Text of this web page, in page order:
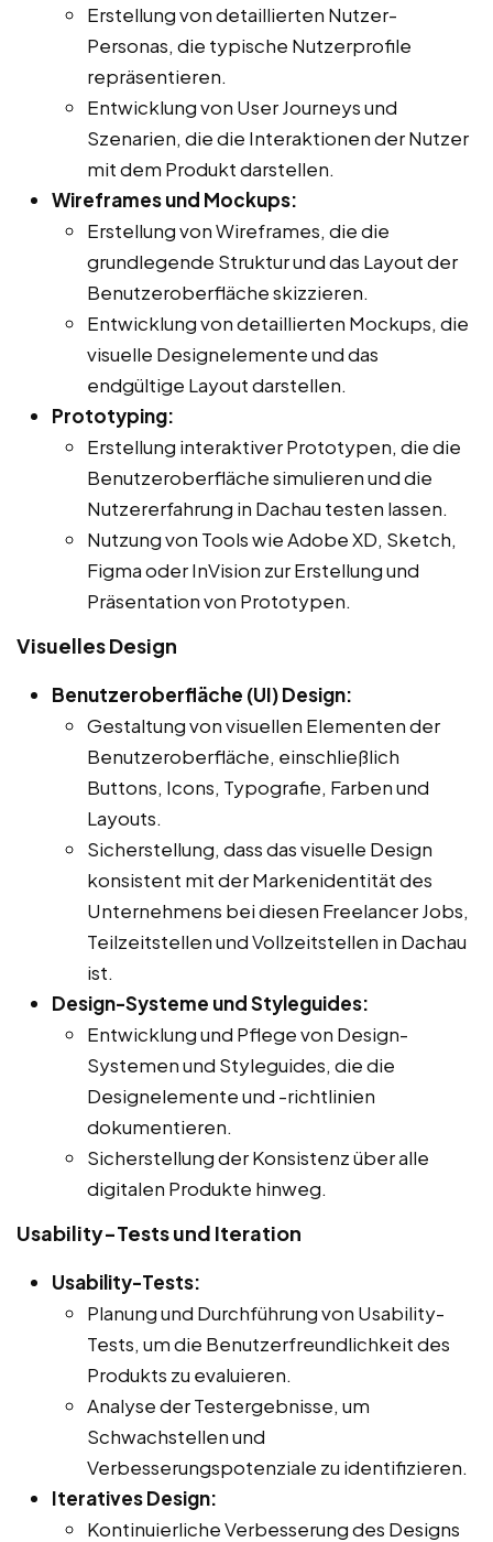
Erstellung von detaillierten Nutzer-
Personas, die typische Nutzerprofile
repräsentieren.
Entwicklung von User Journeys und
Szenarien, die die Interaktionen der Nutzer
mit dem Produkt darstellen.
Wireframes und Mockups:
Erstellung von Wireframes, die die
grundlegende Struktur und das Layout der
Benutzeroberfläche skizzieren.
Entwicklung von detaillierten Mockups, die
visuelle Designelemente und das
endgültige Layout darstellen.
Prototyping:
Erstellung interaktiver Prototypen, die die
Benutzeroberfläche simulieren und die
Nutzererfahrung in Dachau testen lassen.
Nutzung von Tools wie Adobe XD, Sketch,
Figma oder InVision zur Erstellung und
Präsentation von Prototypen.
Visuelles Design
Benutzeroberfläche (UI) Design:
Gestaltung von visuellen Elementen der
Benutzeroberfläche, einschließlich
Buttons, Icons, Typografie, Farben und
Layouts.
Sicherstellung, dass das visuelle Design
konsistent mit der Markenidentität des
Unternehmens bei diesen Freelancer Jobs,
Teilzeitstellen und Vollzeitstellen in Dachau
ist.
Design-Systeme und Styleguides:
Entwicklung und Pflege von Design-
Systemen und Styleguides, die die
Designelemente und -richtlinien
dokumentieren.
Sicherstellung der Konsistenz über alle
digitalen Produkte hinweg.
Usability-Tests und Iteration
Usability-Tests:
Planung und Durchführung von Usability-
Tests, um die Benutzerfreundlichkeit des
Produkts zu evaluieren.
Analyse der Testergebnisse, um
Schwachstellen und
Verbesserungspotenziale zu identifizieren.
Iteratives Design:
Kontinuierliche Verbesserung des Designs